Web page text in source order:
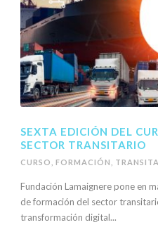
SEXTA EDICIÓN DEL
SECTOR TRANSITARIO
CURSO FORMACIÓN
Fundación Lamaignere pone en
de formación del sector
transformación digital...